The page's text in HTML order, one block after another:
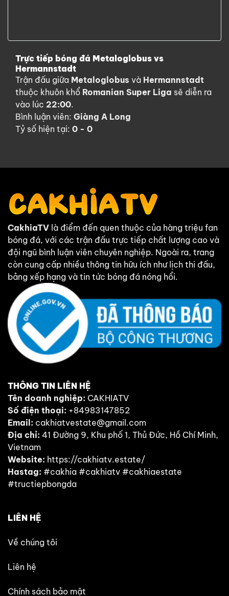
Trực tiếp bóng đá Metaloglobus vs
Hermannstadt
Trận đấu giữa Metaloglobus và Hermannstadt
thuộc khuôn khổ Romanian Super Liga sẽ diễn ra
vào lúc 22:00.
Bình luận viên: Giàng A Long
Tỷ số hiện tại: 0 - 0
CakhiaTV là điểm đến quen thuộc của hàng triệu fan
bóng đá, với các trận đấu trực tiếp chất lượng cao và
đội ngũ bình luận viên chuyên nghiệp. Ngoài ra, trang
còn cung cấp nhiều thông tin hữu ích như lịch thi đấu,
bảng xếp hạng và tin tức bóng đá nóng hổi.
THÔNG TIN LIÊN HỆ
Tên doanh nghiệp: CAKHIATV
Số điện thoại: +84983147852
Email: cakhiatvestate@gmail.com
Địa chỉ: 41 Đường 9, Khu phố 1, Thủ Đức, Hồ Chí Minh,
Vietnam
Website: https://cakhiatv.estate/
Hastag: #cakhia #cakhiatv #cakhiaestate
#tructiepbongda
LIÊN HỆ
Về chúng tôi
Liên hệ
Chính sách bảo mật